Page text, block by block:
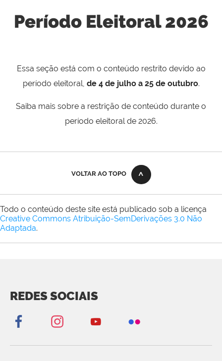
Período Eleitoral 2026
Essa seção está com o conteúdo restrito devido ao
período eleitoral, de 4 de julho a 25 de outubro.
Saiba mais sobre a restrição de conteúdo durante o
período eleitoral de 2026.
VOLTAR AO TOPO
Todo o conteúdo deste site está publicado sob a licença
Creative Commons Atribuição-SemDerivações 3.0 Não
Adaptada.
REDES SOCIAIS